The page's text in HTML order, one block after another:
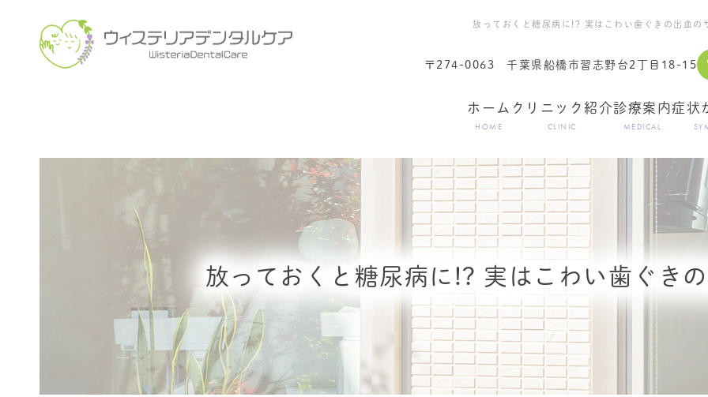
放っておくと糖尿病に!? 実はこわい歯ぐきの出血
〒274-0063 千葉県船橋市習志野台2丁目18-15
ホーム
HOME
クリニック紹介
CLINIC
診療案内
MEDICAL
症状
放っておくと糖尿病に!? 実はこわい歯ぐき